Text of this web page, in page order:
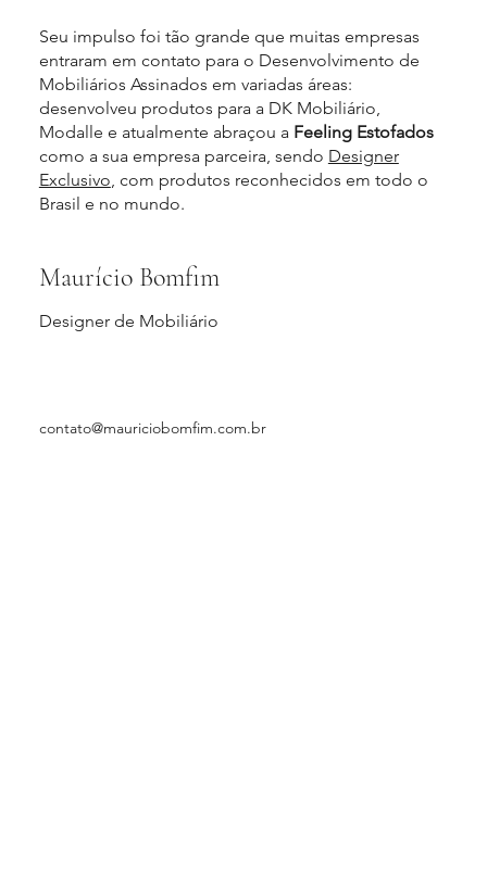
Seu impulso foi tão grande que muitas empresas
entraram em contato para o Desenvolvimento de
Mobiliários Assinados em variadas áreas:
desenvolveu produtos para a DK Mobiliário,
Modalle e atualmente abraçou a Feeling Estofados
como a sua empresa parceira, sendo Designer
Exclusivo , com produtos reconhecidos em todo o
Brasil e no mundo.
Maurício Bomfim
Designer de Mobiliário
contato@mauriciobomfim.com.br